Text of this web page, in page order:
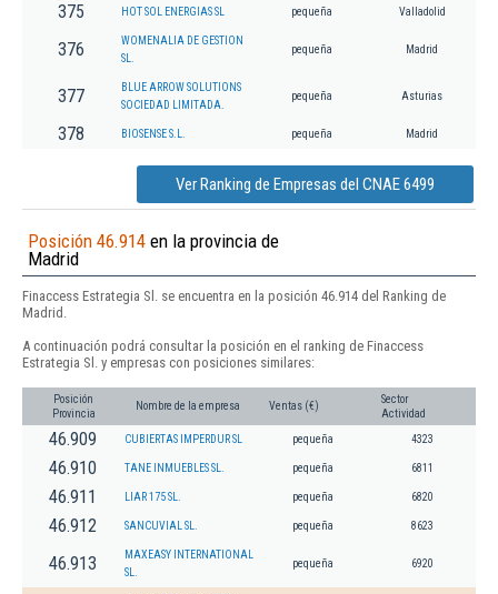
375 HOT SOL ENERGIAS SL pequeña Valladolid
376
WOMENALIA DE GESTION
SL.
pequeña Madrid
377
BLUE ARROW SOLUTIONS
SOCIEDAD LIMITADA.
pequeña Asturias
378 BIOSENSE S.L. pequeña Madrid
Ver Ranking de Empresas del CNAE 6499
Posición 46.914 en la provincia de
Madrid
Finaccess Estrategia Sl. se encuentra en la posición 46.914 del Ranking de
Madrid.
A continuación podrá consultar la posición en el ranking de Finaccess
Estrategia Sl. y empresas con posiciones similares:
Posición
Provincia
Nombre de la empresa Ventas (€)
Sector
Actividad
46.909 CUBIERTAS IMPERDUR SL pequeña 4323
46.910 TANE INMUEBLES SL. pequeña 6811
46.911 LIAR 175 SL. pequeña 6820
46.912 SANCUVIAL SL. pequeña 8623
46.913
MAXEASY INTERNATIONAL
SL.
pequeña 6920